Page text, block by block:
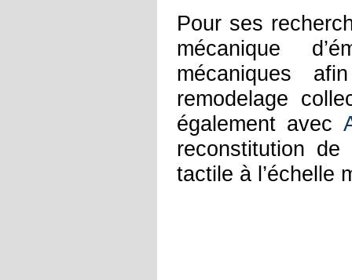
Pour ses
mécanique
mécaniques
remodelage
également avec
reconstitution
tactile à l’échelle